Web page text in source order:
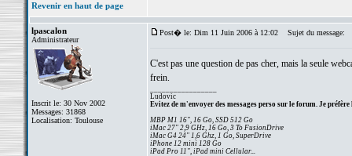
Revenir en haut de page
lpascalon
Administrateur
Inscrit le: 30 Nov 2002
Messages: 31868
Localisation: Toulouse
Post� le: Dim 11 Juin 2006 à 12:02 Sujet du message:
C'est pas une question de pas cher, mais la seule
frein.
Ludovic
Evitez de m'envoyer des messages perso sur le forum. Je préfère
MBP M1 16", 16 Go, SSD 512 Go
iMac 27" 2,9 GHz, 16 Go, 3 To FusionDrive
iMac G4 24" 1,6 Ghz, 1 Go, SuperDrive
iPhone 12 mini 128 Go
iPad Pro 11", iPad mini Cellular...